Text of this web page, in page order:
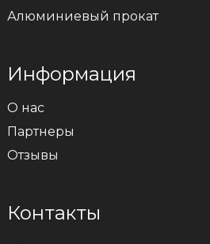
Алюминиевый прокат
Информация
О нас
Партнеры
Отзывы
Контакты